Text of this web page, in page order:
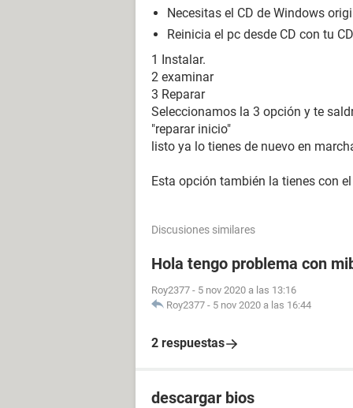
Necesitas el CD de Windows
Reinicia el pc desde CD con tu
1 Instalar.
2 examinar
3 Reparar
Seleccionamos la 3 opción y te
"reparar inicio"
listo ya lo tienes de nuevo en
Esta opción también la tienes con
Discusiones similares
Hola tengo problema con
Roy2377 - 5 nov 2020 a las 13:16
Roy2377 - 5 nov 2020 a las 16:44
2 respuestas
descargar bios